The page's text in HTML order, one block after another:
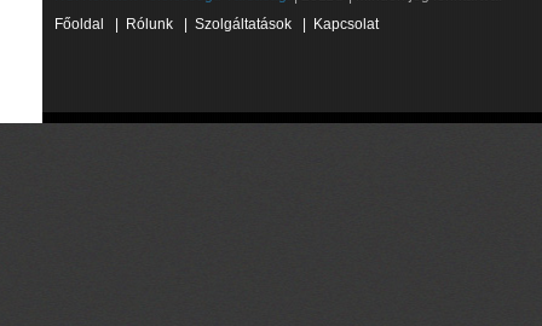
Főoldal
Rólunk Szolgáltatások Kapcsolat